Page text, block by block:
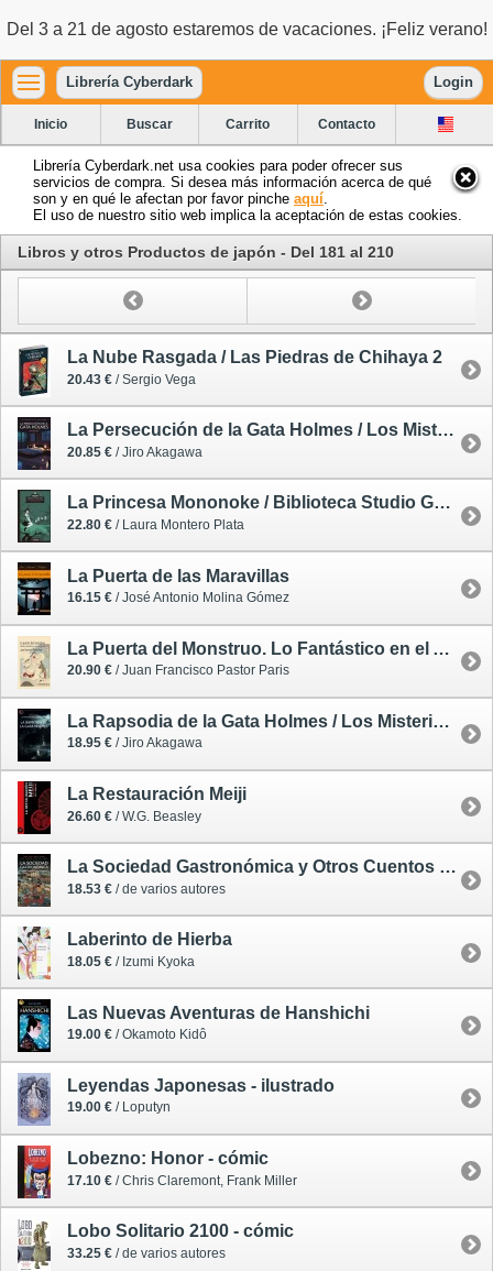
Del 3 a 21 de agosto estaremos de vacaciones. ¡Feliz verano!
Librería Cyberdark Login
Inicio Buscar Carrito Contacto
Librería Cyberdark.net usa cookies para poder ofrecer sus
servicios de compra. Si desea más información acerca de qué
son y en qué le afectan por favor pinche aquí
El uso de nuestro sitio web implica la aceptación de estas cookies.
Libros y otros Productos de japón - Del 181 al 210
La Nube Rasgada / Las Piedras de Chihaya 2
20.43 € / Sergio Vega
La Persecución de la Gata Holmes / Los Misterios de la Gata Holmes 4
20.85 € / Jiro Akagawa
La Princesa Mononoke / Biblioteca Studio Ghibli 2
22.80 € / Laura Montero Plata
La Puerta de las Maravillas
16.15 € / José Antonio Molina Gómez
La Puerta del Monstruo. Lo Fantástico en el Arte Japonés
20.90 € / Juan Francisco Pastor Paris
La Rapsodia de la Gata Holmes / Los Misterios de la Gata Holmes 3
18.95 € / Jiro Akagawa
La Restauración Meiji
26.60 € / W.G. Beasley
La Sociedad Gastronómica y Otros Cuentos para Gourmets
18.53 € / de varios autores
Laberinto de Hierba
18.05 € / Izumi Kyoka
Las Nuevas Aventuras de Hanshichi
19.00 € / Okamoto Kidô
Leyendas Japonesas - ilustrado
19.00 € / Loputyn
Lobezno: Honor - cómic
17.10 € / Chris Claremont, Frank Miller
Lobo Solitario 2100 - cómic
33.25 € / de varios autores